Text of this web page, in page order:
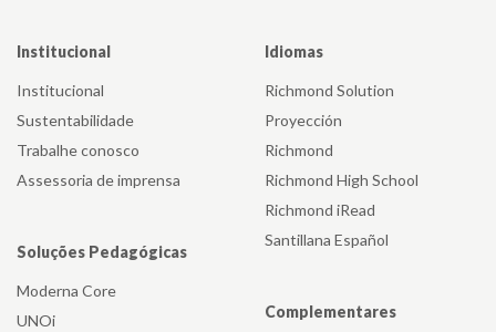
Institucional
Institucional
Sustentabilidade
Trabalhe conosco
Assessoria de imprensa
Soluções Pedagógicas
Moderna Core
UNOi
Idiomas
Richmond Solution
Proyección
Richmond
Richmond High School
Richmond iRead
Santillana Español
Complementares